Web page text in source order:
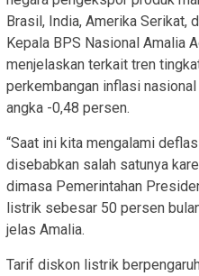
Brasil, India, Amerika Serikat,
Kepala BPS Nasional Amalia
menjelaskan terkait tren
perkembangan inflasi
angka -0,48 persen.
“Saat ini kita mengalami
disebabkan salah satunya
dimasa Pemerintahan
listrik sebesar 50 persen
jelas Amalia.
Tarif diskon listrik